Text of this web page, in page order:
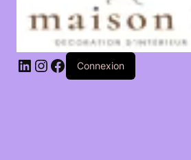
LinkedIn
Instagram
Facebook
Connexion